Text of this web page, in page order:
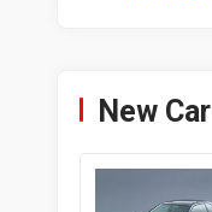
New Car